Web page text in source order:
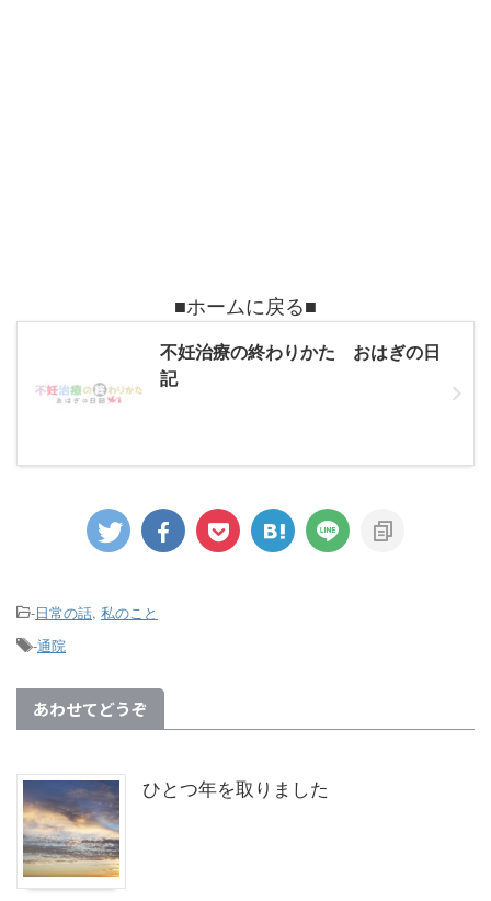
■ホームに戻る■
不妊治療の終わりかた おはぎの日
記
-日常の話, 私のこと
-通院
あわせてどうぞ
ひとつ年を取りました